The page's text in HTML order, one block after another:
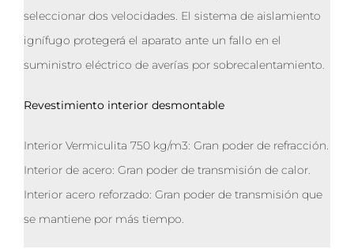
seleccionar dos velocidades. El sistema de aislamiento
ignífugo protegerá el aparato ante un fallo en el
suministro eléctrico de averías por sobrecalentamiento.
Revestimiento interior desmontable
Interior Vermiculita 750 kg/m3: Gran poder de refracción.
Interior de acero: Gran poder de transmisión de calor.
Interior acero reforzado: Gran poder de transmisión que
se mantiene por más tiempo.